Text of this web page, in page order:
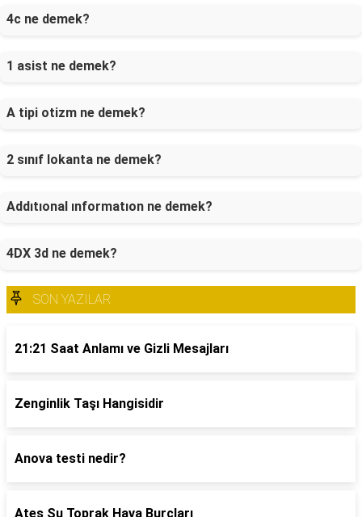
4c ne demek?
1 asist ne demek?
A tipi otizm ne demek?
2 sınıf lokanta ne demek?
Addıtıonal ınformatıon ne demek?
4DX 3d ne demek?
SON YAZILAR
21:21 Saat Anlamı ve Gizli Mesajları
Zenginlik Taşı Hangisidir
Anova testi nedir?
Ateş Su Toprak Hava Burçları